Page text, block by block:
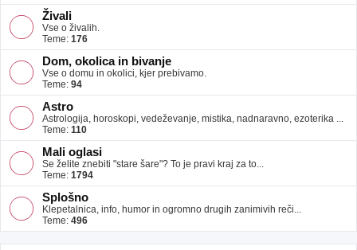
Živali
Vse o živalih.
Teme: 176
Dom, okolica in bivanje
Vse o domu in okolici, kjer prebivamo.
Teme: 94
Astro
Astrologija, horoskopi, vedeževanje, mistika, nadnaravno, ezoterika ...
Teme: 110
Mali oglasi
Se želite znebiti "stare šare"? To je pravi kraj za to...
Teme: 1794
Splošno
Klepetalnica, info, humor in ogromno drugih zanimivih reči...
Teme: 496